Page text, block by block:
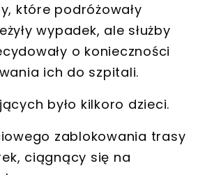
które podróżowały
wypadek, ale służby
o konieczności
ich do szpitali.
było kilkoro dzieci.
zablokowania trasy
ciągnący się na